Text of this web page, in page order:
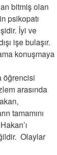
bitmiş olan
psikopatı
İyi ve
işe bulaşır.
konuşmaya
öğrencisi
arasında
tamamını
Olaylar